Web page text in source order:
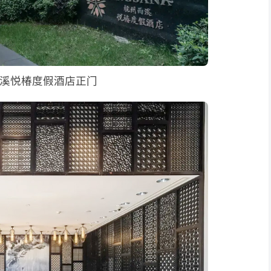
悦椿度假酒店正门